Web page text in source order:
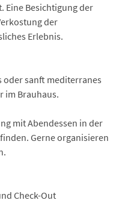
Eine Besichtigung der
der
Erlebnis.
oder sanft mediterranes
im Brauhaus.
mit Abendessen in der
Gerne organisieren
Check-Out